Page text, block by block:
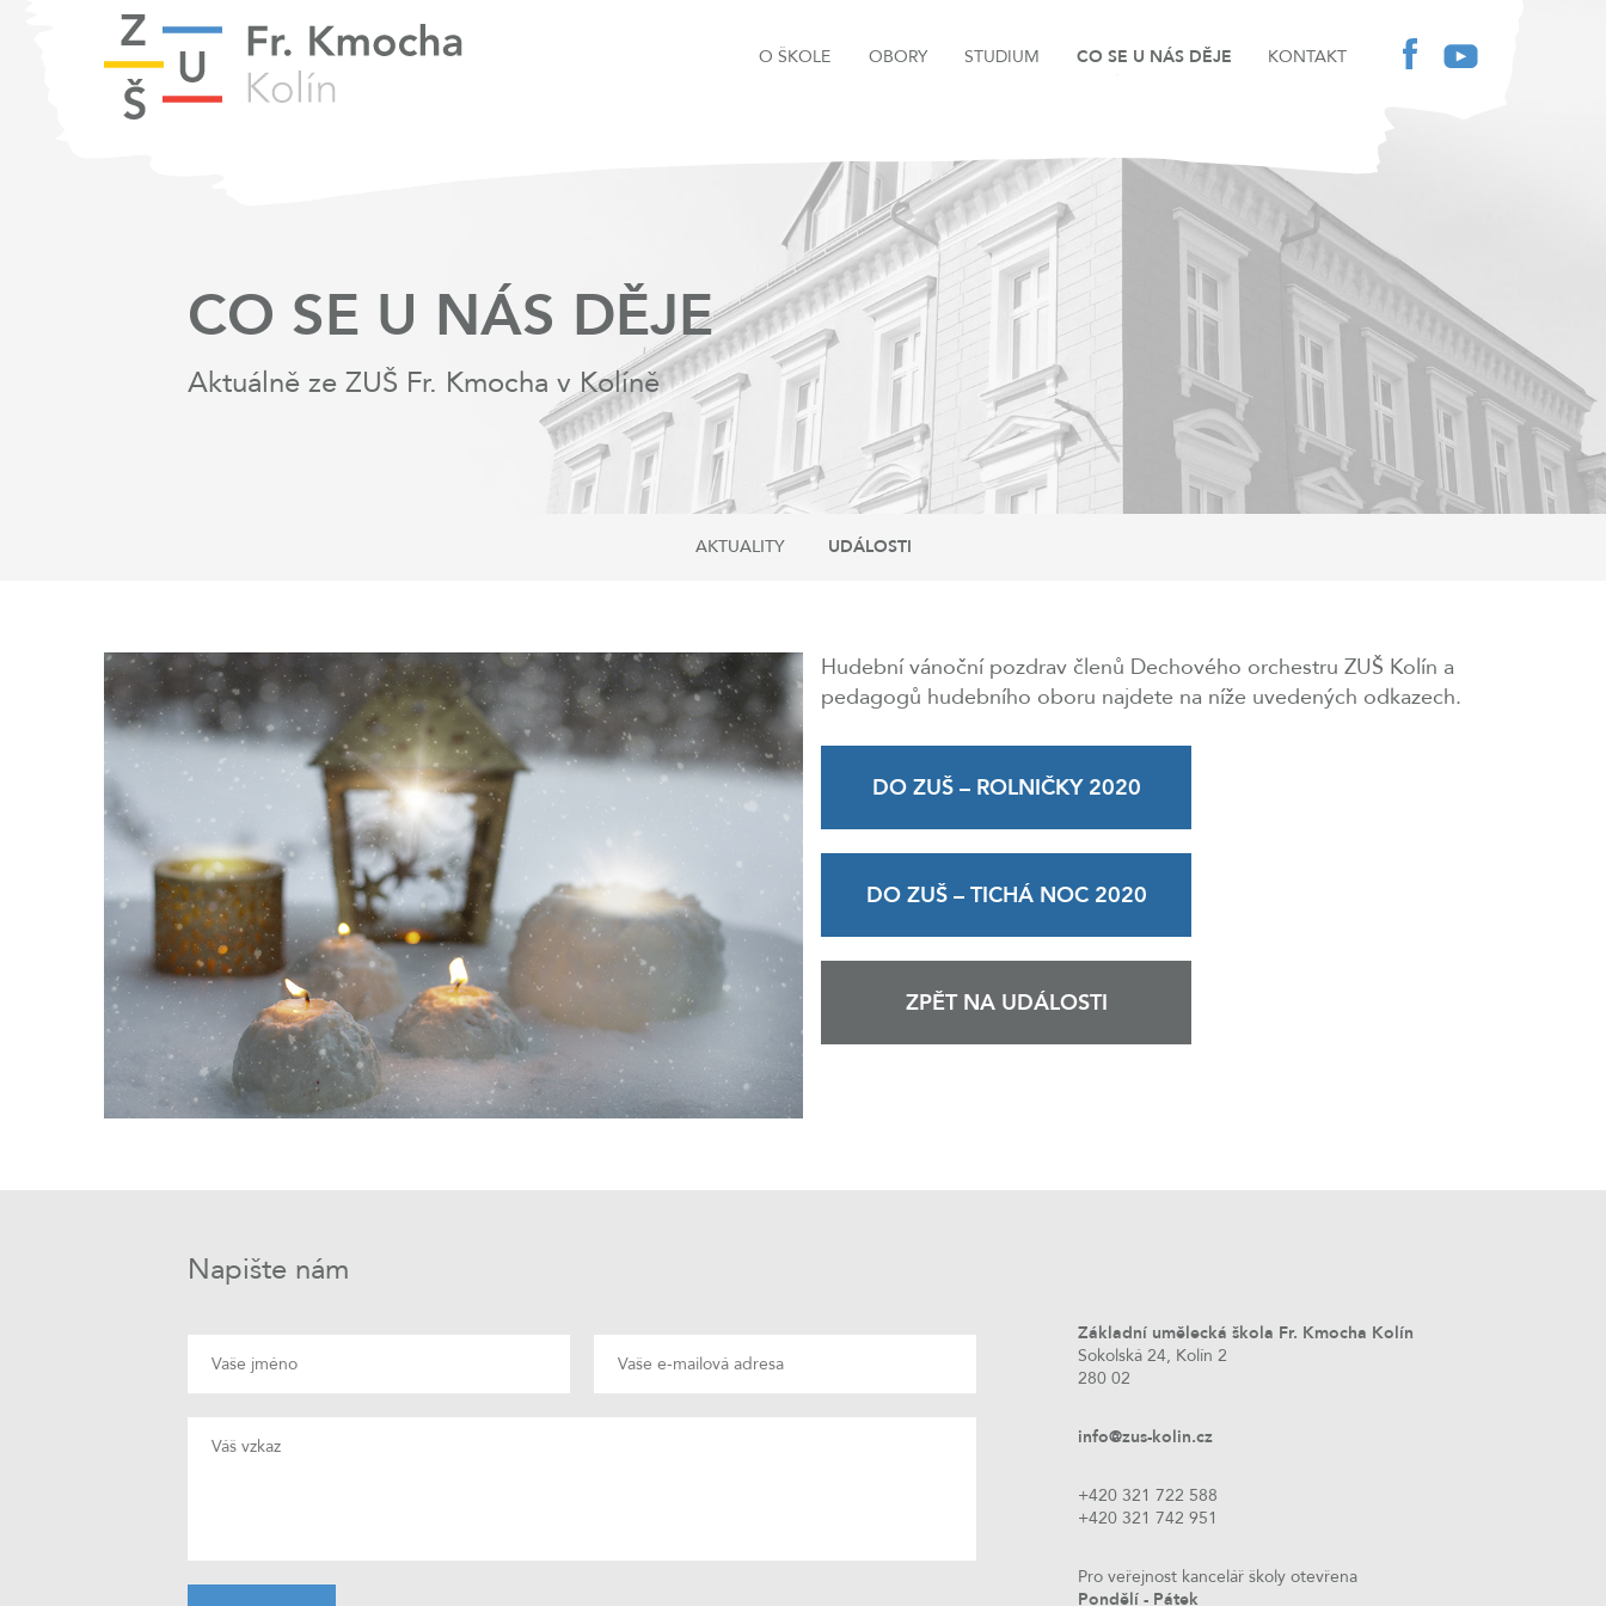
O ŠKOLE OBORY STUDIUM CO SE U NÁS DĚJE KONTAKT
CO SE U NÁS DĚJE
Aktuálně ze ZUŠ Fr. Kmocha v Kolíně
AKTUALITY UDÁLOSTI
Hudební vánoční pozdrav členů Dechového orchestru ZUŠ Kolín a
pedagogů hudebního oboru najdete na níže uvedených odkazech.
DO ZUŠ – ROLNIČKY 2020
DO ZUŠ – TICHÁ NOC 2020
ZPĚT NA UDÁLOSTI
Napište nám
Základní umělecká škola Fr. Kmocha Kolín
Sokolská 24, Kolín 2
280 02
info@zus-kolin.cz
+420 321 722 588
+420 321 742 951
Pro veřejnost kancelář školy otevřena
Pondělí - Pátek